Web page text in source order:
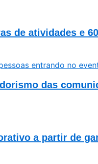
de atividades e
das
a partir de